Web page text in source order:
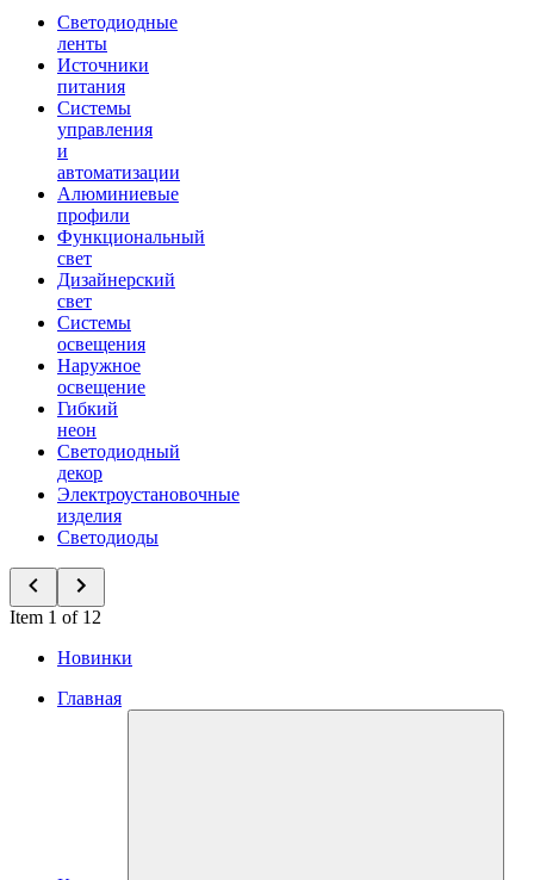
Светодиодные
ленты
Источники
питания
Системы
управления
и
автоматизации
Алюминиевые
профили
Функциональный
свет
Дизайнерский
свет
Системы
освещения
Наружное
освещение
Гибкий
неон
Светодиодный
декор
Электроустановочные
изделия
Светодиоды
Item 1 of 12
Новинки
Главная